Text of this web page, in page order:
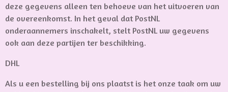
deze gegevens alleen ten behoeve van het uitvoeren van
de overeenkomst. In het geval dat PostNL
onderaannemers inschakelt, stelt PostNL uw gegevens
ook aan deze partijen ter beschikking.
DHL
Als u een bestelling bij ons plaatst is het onze taak om uw